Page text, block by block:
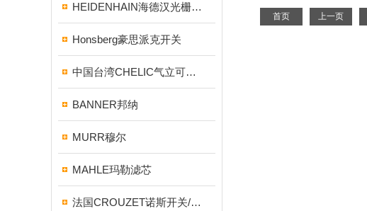
HEIDENHAIN海德汉光栅尺/编码器
Honsberg豪思派克开关
中国台湾CHELIC气立可气缸/电磁阀
BANNER邦纳
MURR穆尔
MAHLE玛勒滤芯
法国CROUZET诺斯开关/继电器
首页 上一页